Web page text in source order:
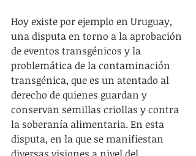
Hoy existe por ejemplo en Uruguay,
una disputa en torno a la aprobación
de eventos transgénicos y la
problemática de la contaminación
transgénica, que es un atentado al
derecho de quienes guardan y
conservan semillas criollas y contra
la soberanía alimentaria. En esta
disputa, en la que se manifiestan